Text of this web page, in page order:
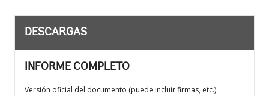
DESCARGAS
INFORME COMPLETO
Versión oficial del documento (puede incluir firmas, etc.)